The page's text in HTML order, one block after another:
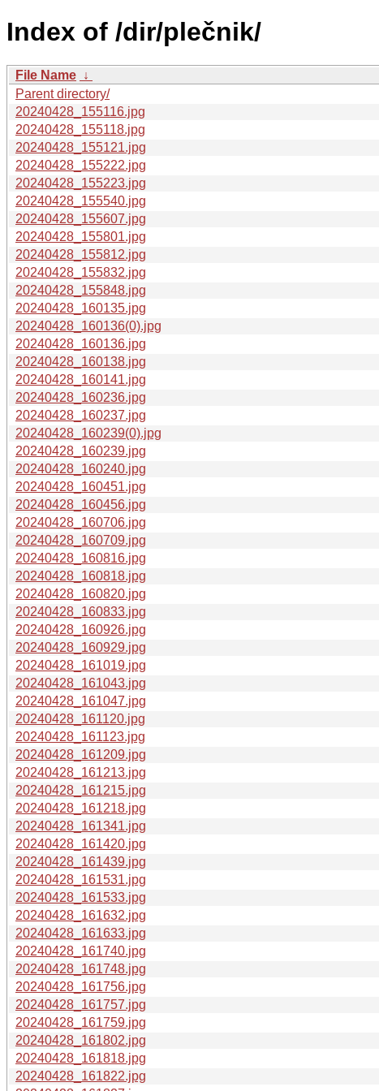
Index of /dir/plečnik/
File Name ↓
Parent directory/
20240428_155116.jpg
20240428_155118.jpg
20240428_155121.jpg
20240428_155222.jpg
20240428_155223.jpg
20240428_155540.jpg
20240428_155607.jpg
20240428_155801.jpg
20240428_155812.jpg
20240428_155832.jpg
20240428_155848.jpg
20240428_160135.jpg
20240428_160136(0).jpg
20240428_160136.jpg
20240428_160138.jpg
20240428_160141.jpg
20240428_160236.jpg
20240428_160237.jpg
20240428_160239(0).jpg
20240428_160239.jpg
20240428_160240.jpg
20240428_160451.jpg
20240428_160456.jpg
20240428_160706.jpg
20240428_160709.jpg
20240428_160816.jpg
20240428_160818.jpg
20240428_160820.jpg
20240428_160833.jpg
20240428_160926.jpg
20240428_160929.jpg
20240428_161019.jpg
20240428_161043.jpg
20240428_161047.jpg
20240428_161120.jpg
20240428_161123.jpg
20240428_161209.jpg
20240428_161213.jpg
20240428_161215.jpg
20240428_161218.jpg
20240428_161341.jpg
20240428_161420.jpg
20240428_161439.jpg
20240428_161531.jpg
20240428_161533.jpg
20240428_161632.jpg
20240428_161633.jpg
20240428_161740.jpg
20240428_161748.jpg
20240428_161756.jpg
20240428_161757.jpg
20240428_161759.jpg
20240428_161802.jpg
20240428_161818.jpg
20240428_161822.jpg